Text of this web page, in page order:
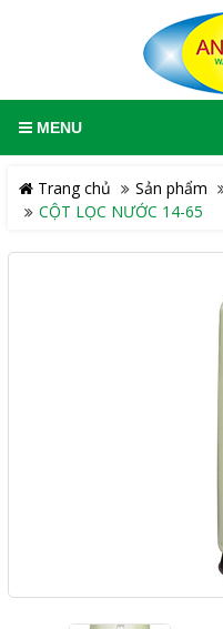
MENU
Trang chủ Sản phẩm
CỘT LỌC NƯỚC 14-65